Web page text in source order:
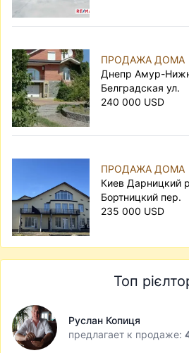
ПРОДАЖА ДОМА
Днепр Амур-
Белградская ул.
240 000 USD
ПРОДАЖА ДОМА
Киев Дарницкий
Бортницкий пер.
235 000 USD
Топ
Руслан Копиця
предлагает к продаже: